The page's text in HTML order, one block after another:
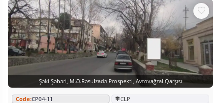
Şəki Şəhəri, M.Ə.Rəsulzadə Prospekti, Avtovağzal Qarşısı
Code:CP04-11
CLP